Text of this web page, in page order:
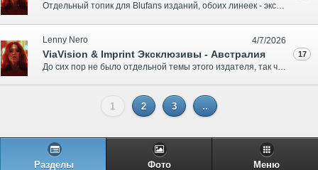
Отдельный топик для Blufans изданий, обоих линеек - эксклюзивов, и переупакованных, 'одетых' WWA стилов "Only at Blufans" серии (OaB)...
4/7/2026
Lenny Nero
ViaVision & Imprint Эксклюзивы - Австралия 17
1 2 3 ..
Разделы Фото Меню